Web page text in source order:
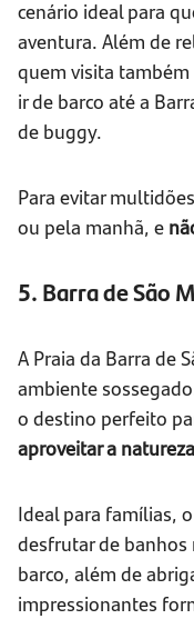
cenário ideal para
aventura. Além de
quem visita
ir de barco até a
de buggy.
Para evitar
ou pela manhã, e
5. Barra de São
A Praia da Barra de
ambiente
o destino perfeito
aproveitar a natureza
Ideal para famílias,
desfrutar de banhos
barco, além de
impressionantes